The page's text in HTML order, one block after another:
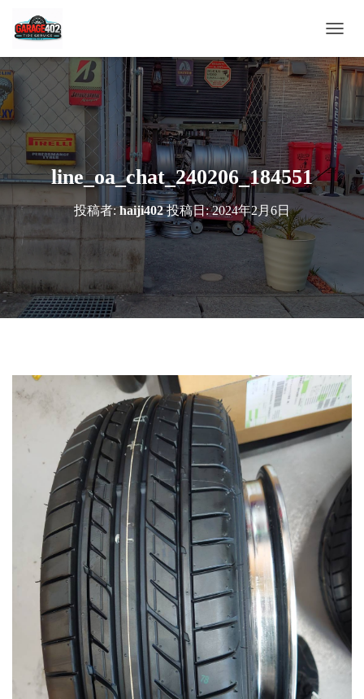
ビ
ゲ
ー
シ
ョ
ン
を
切
り
替
え
line_oa_chat_240206_184551
投稿者:haiji402投稿日:2024年2月6日